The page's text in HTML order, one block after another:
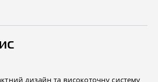
дизайн та високоточну систему